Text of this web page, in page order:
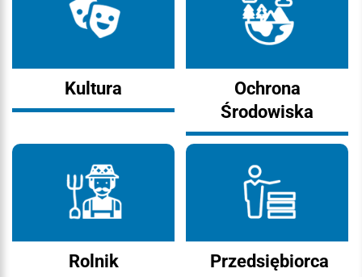
Kultura
Ochrona
Środowiska
Rolnik Przedsiębiorca